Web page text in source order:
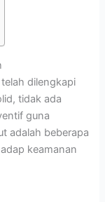
dilengkapi
tidak ada
guna
adalah beberapa
keamanan